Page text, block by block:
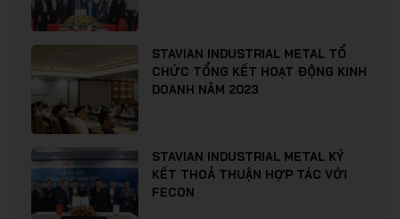
STAVIAN INDUSTRIAL METAL TỔ
CHỨC TỔNG KẾT HOẠT ĐỘNG KINH
DOANH NĂM 2023
STAVIAN INDUSTRIAL METAL KÝ
KẾT THOẢ THUẬN HỢP TÁC VỚI
FECON